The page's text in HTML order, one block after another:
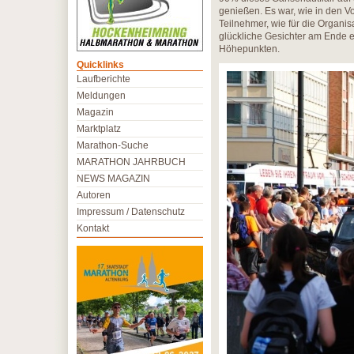
genießen. Es war, wie in den
Teilnehmer, wie für die
glückliche Gesichter am Ende
Höhepunkten.
Quicklinks
Laufberichte
Meldungen
Magazin
Marktplatz
Marathon-Suche
MARATHON JAHRBUCH
NEWS MAGAZIN
Autoren
Impressum / Datenschutz
Kontakt